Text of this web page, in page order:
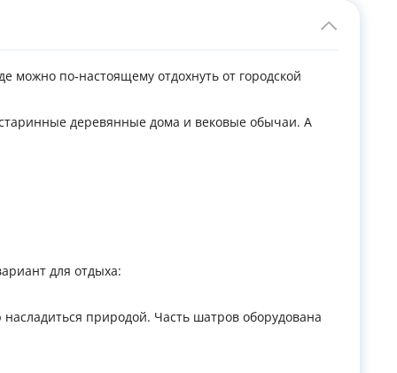
можно по‑настоящему отдохнуть от городской
деревянные дома и вековые обычаи. А
для отдыха:
природой. Часть шатров оборудована